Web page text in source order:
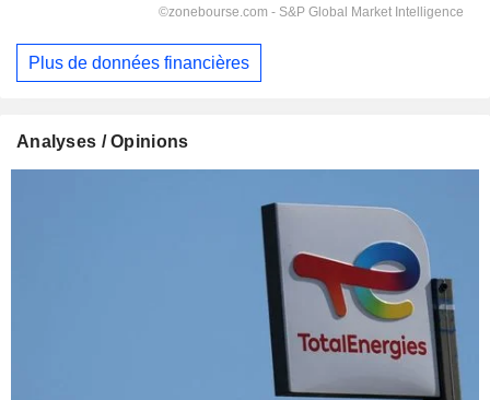
Plus de données financières
Analyses / Opinions